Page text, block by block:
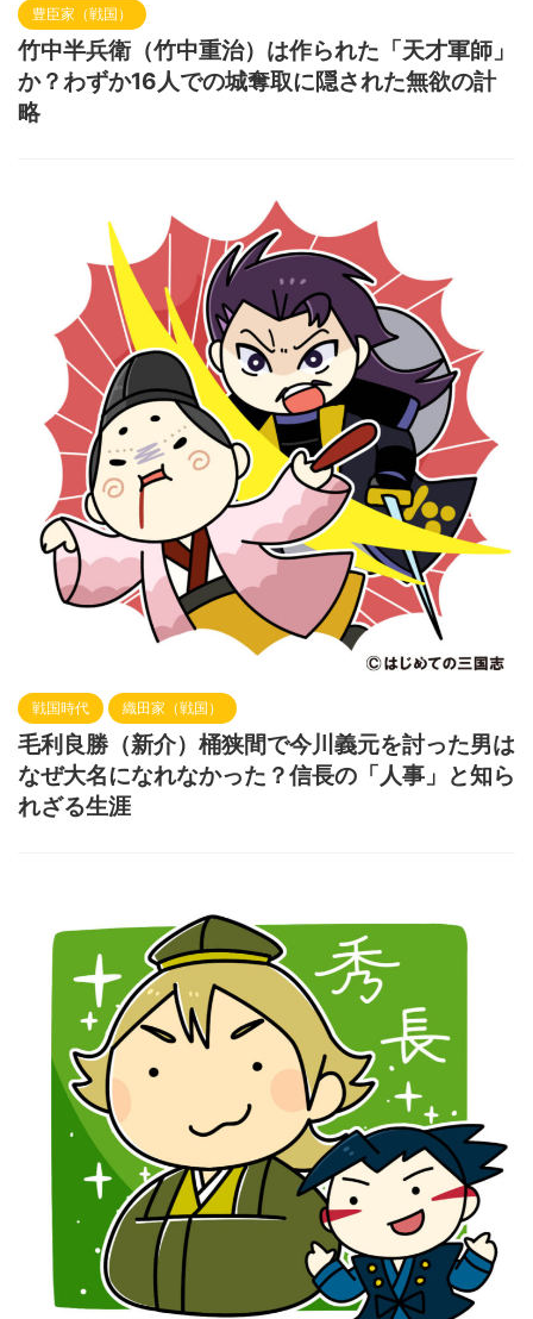
豊臣家（戦国）
竹中半兵衛（竹中重治）は作られた「天才軍師」
か？わずか16人での城奪取に隠された無欲の計
略
戦国時代 織田家（戦国）
毛利良勝（新介）桶狭間で今川義元を討った男は
なぜ大名になれなかった？信長の「人事」と知ら
れざる生涯